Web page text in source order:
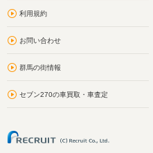
利用規約
お問い合わせ
群馬の街情報
セブン270の車買取・車査定